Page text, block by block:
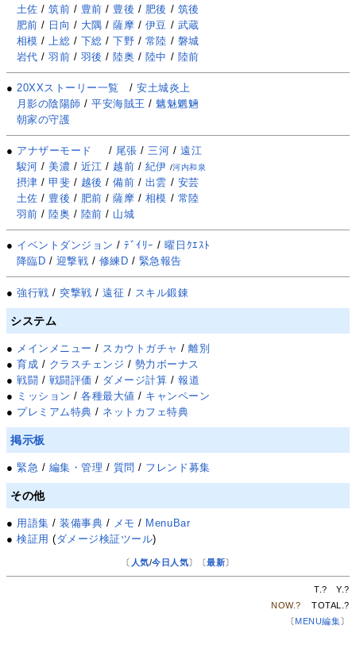
土佐 /筑前 / 豊前 / 豊後 / 肥後 / 筑後
肥前 / 日向 / 大隅 /薩摩 / 伊豆 / 武蔵
相模 / 上総 / 下総 /下野 / 常陸 / 磐城
岩代 /羽前 / 羽後 / 陸奥 / 陸中 / 陸前
● 20XXストーリー一覧 /安土城炎上
月影の陰陽師 /平安海賊王 / 魑魅魍魎
朝家の守護
● アナザーモード / 尾張 /三河 / 遠江
駿河 /美濃 / 近江 / 越前 / 紀伊 /河内和泉
摂津 /甲斐 / 越後 /備前 / 出雲 / 安芸
土佐 / 豊後 / 肥前 /薩摩 / 相模 / 常陸
羽前 / 陸奥 / 陸前 / 山城
● イベントダンジョン /ﾃﾞｲﾘｰ /曜日ｸｴｽﾄ
降臨D / 迎撃戦 / 修練D / 緊急報告
●強行戦 / 突撃戦 /遠征 / スキル鍛錬
システム
● メインメニュー / スカウトガチャ /離別
●育成 / クラスチェンジ / 勢力ボーナス
●戦闘 / 戦闘評価 / ダメージ計算 / 報道
● ミッション /各種最大値 / キャンペーン
● プレミアム特典 / ネットカフェ特典
掲示板
●緊急 / 編集・管理 / 質問 / フレンド募集
その他
● 用語集 /装備事典 / メモ / MenuBar
●検証用 (ダメージ検証ツール)
〔 人気/今日人気〕〔最新〕
T.? Y.?
NOW.? TOTAL.?
〔 MENU編集〕